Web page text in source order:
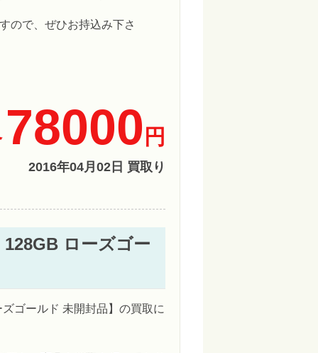
ので、ぜひお持込み下さ
78000 円
2016年04月02日 買取り
ローズゴー
ゴールド 未開封品】の買取に